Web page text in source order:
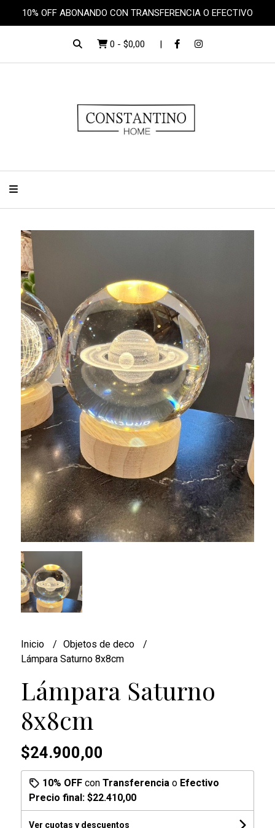
10% OFF ABONANDO CON TRANSFERENCIA O EFECTIVO
0 - $0,00
Inicio
Objetos de deco
Lámpara Saturno 8x8cm
Lámpara Saturno
8x8cm
$24.900,00
10% OFFcon Transferencia o Efectivo
Precio final: $22.410,00
Ver cuotas y descuentos